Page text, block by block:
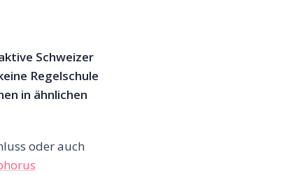
Schweizer
Regelschule
in ähnlichen
oder auch